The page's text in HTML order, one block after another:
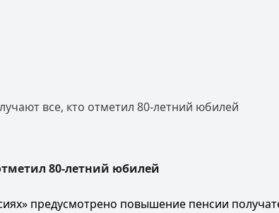
все, кто отметил 80-летний юбилей
80-летний юбилей
предусмотрено повышение пенсии